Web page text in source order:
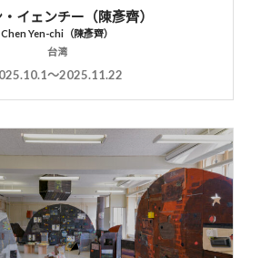
イェンチー（陳彥齊）
Chen Yen-chi（陳彥齊）
台湾
〜2025.11.22